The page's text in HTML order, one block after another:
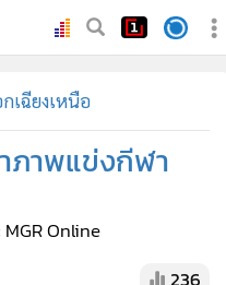
เฉียงเหนือ
ภาพแข่งกีฬา
MGR Online
236